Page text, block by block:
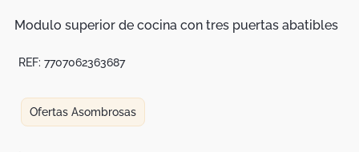
Modulo superior de cocina con tres puertas abatibles
REF: 7707062363687
Ofertas Asombrosas